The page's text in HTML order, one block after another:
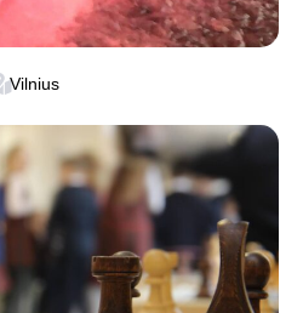
Vilnius